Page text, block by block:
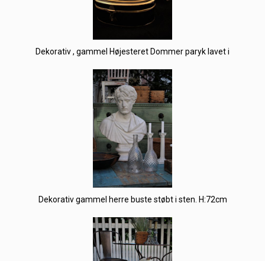
Dekorativ , gammel Højesteret Dommer paryk lavet i
Dekorativ gammel herre buste støbt i sten. H:72cm